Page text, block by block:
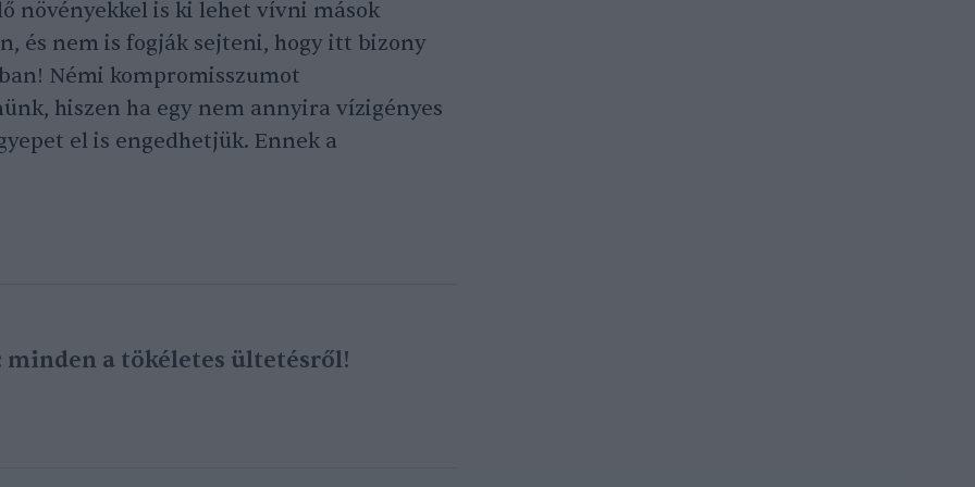
növényekkel is ki lehet vívni mások
és nem is fogják sejteni, hogy itt bizony
Némi kompromisszumot
hiszen ha egy nem annyira vízigényes
el is engedhetjük. Ennek a
minden a tökéletes ültetésről!